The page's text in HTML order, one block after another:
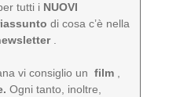
tutti i NUOVI
di cosa c’è nella
.
vi consiglio unfilm
Ogni tanto, inoltre,